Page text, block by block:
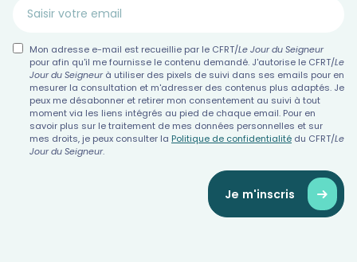
Mon adresse e-mail est recueillie par le CFRT/Le Jour du Seigneur
pour afin qu'il me fournisse le contenu demandé. J'autorise le CFRT/Le
Jour du Seigneurà utiliser des pixels de suivi dans ses emails pour en
mesurer la consultation et m'adresser des contenus plus adaptés. Je
peux me désabonner et retirer mon consentement au suivi à tout
moment via les liens intégrés au pied de chaque email. Pour en
savoir plus sur le traitement de mes données personnelles et sur
mes droits, je peux consulter la Politique de confidentialité du CFRT/Le
Jour du Seigneur.
Je m'inscris